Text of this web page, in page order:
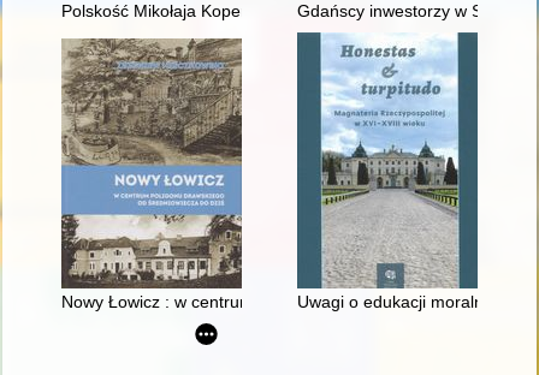
Polskość Mikołaja Kopernika z rodu Ślązaka
Gdańscy inwestorzy w
Nowy Łowicz : w centrum poligonu drawskiego od
Uwagi o edukacji moralnej